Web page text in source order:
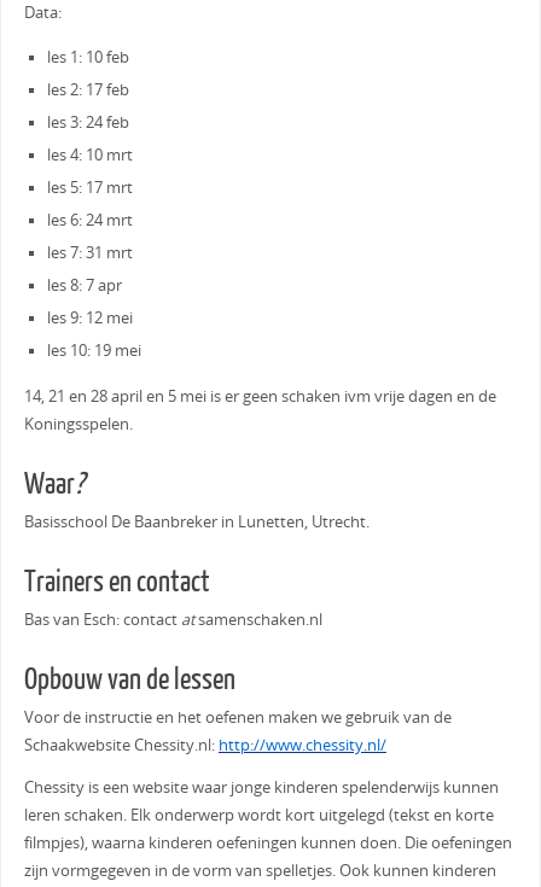
Data:
les 1: 10 feb
les 2: 17 feb
les 3: 24 feb
les 4: 10 mrt
les 5: 17 mrt
les 6: 24 mrt
les 7: 31 mrt
les 8: 7 apr
les 9: 12 mei
les 10: 19 mei
14, 21 en 28 april en 5 mei is er geen schaken ivm vrije dagen en de
Koningsspelen.
Waar?
Basisschool De Baanbreker in Lunetten, Utrecht.
Trainers en contact
Bas van Esch: contact atsamenschaken.nl
Opbouw van de lessen
Voor de instructie en het oefenen maken we gebruik van de
Schaakwebsite Chessity.nl: http://www.chessity.nl/
Chessity is een website waar jonge kinderen spelenderwijs kunnen
leren schaken. Elk onderwerp wordt kort uitgelegd (tekst en korte
filmpjes), waarna kinderen oefeningen kunnen doen. Die oefeningen
zijn vormgegeven in de vorm van spelletjes. Ook kunnen kinderen